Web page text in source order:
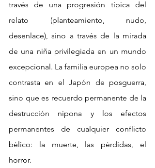
través de una progresión típica del
relato (planteamiento, nudo,
desenlace), sino a través de la mirada
de una niña privilegiada en un mundo
excepcional. La familia europea no solo
contrasta en el Japón de posguerra,
sino que es recuerdo permanente de la
destrucción nipona y los efectos
permanentes de cualquier conflicto
bélico: la muerte, las pérdidas, el
horror.